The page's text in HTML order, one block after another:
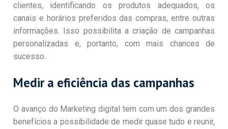
clientes, identificando os produtos adequados, os
canais e horários preferidos das compras, entre outras
informações. Isso possibilita a criação de campanhas
personalizadas e, portanto, com mais chances de
sucesso.
Medir a eficiência das campanhas
O avanço do Marketing digital tem com um dos grandes
benefícios a possibilidade de medir quase tudo e reunir,